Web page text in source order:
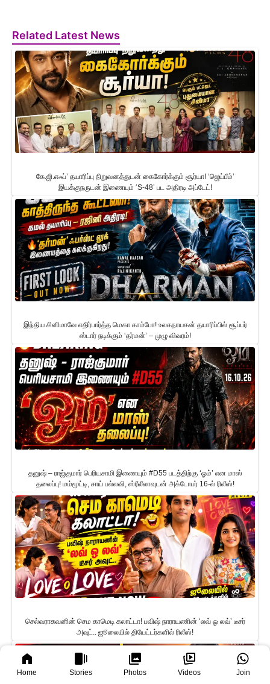
Home Stories Photos Videos Join
Related Latest News
கே.ஜி.எஃப்’ தயாரிப்பு நிறுவனத்துடன் கைகோர்க்கும் சூர்யா! ‘ஜெய்பீம்’
இயக்குநருடன் இணையும் ‘S-48’ பட அதிரடி அப்டேட்!
இந்திய சினிமாவே எதிர்பார்த்த மெகா காம்போ! உலகநாயகன் தயாரிப்பில் சூப்பர்
ஸ்டார் நடிக்கும் ‘தர்மன்’ – முழு விவரம்!
தனுஷ் – ராஜ்குமார் பெரியசாமி இணையும் #D55 படத்திற்கு ‘ஓம்’ என மாஸ்
தலைப்பு! மம்மூட்டி, சாய் பல்லவி, ஸ்ரீலீலாவுடன் அக்டோபர் 16-ல் ரிலீஸ்!
செல்வராகவனின் செம காமெடி கலாட்டா! பவிஷ் நாராயணின் ‘லவ் ஓ லவ்’ டீசர்
அவுட்.. ஜூலையில் தியேட்டர்களில் ரிலீஸ்!